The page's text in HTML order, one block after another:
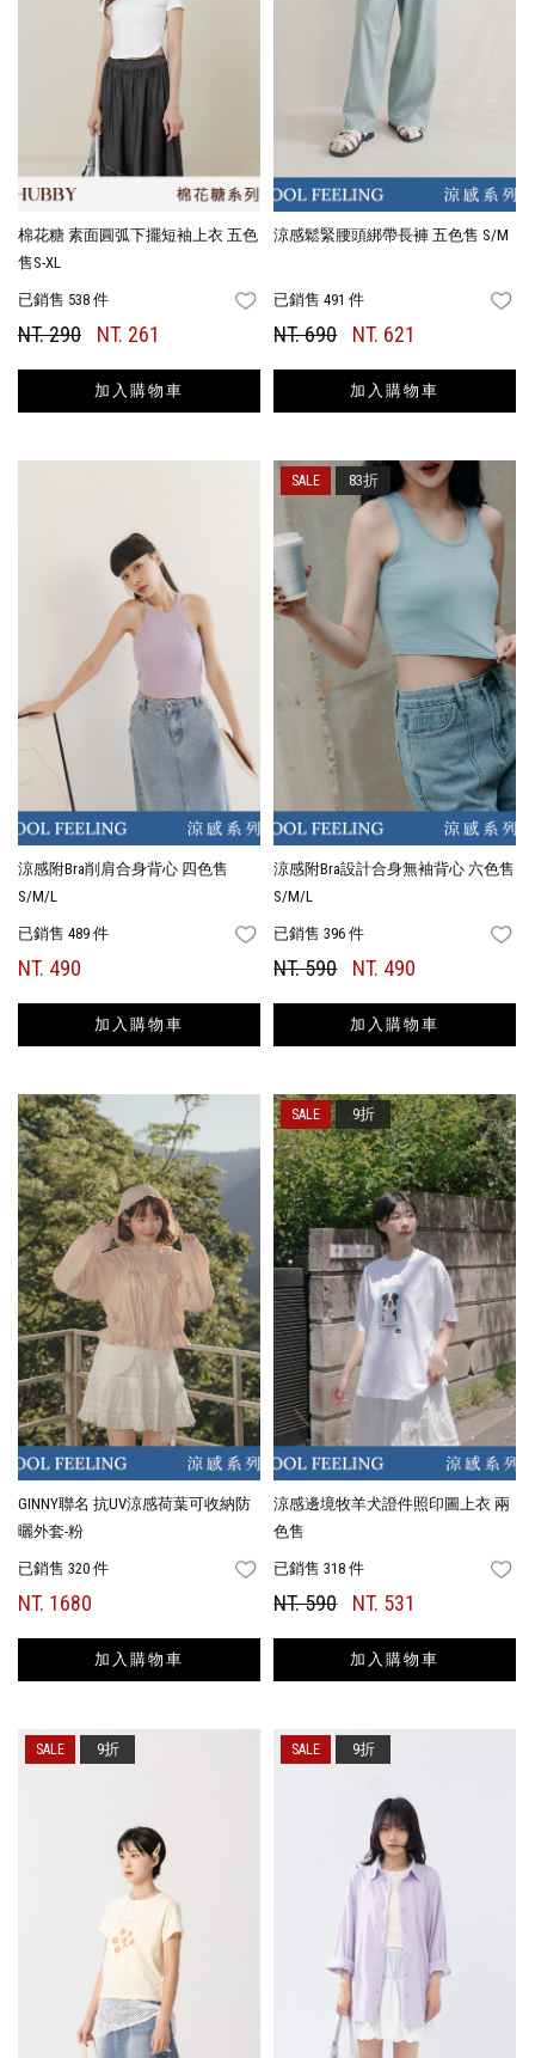
棉花糖 素面圓弧下擺短袖上衣 五色
售S-XL
已銷售 538 件 FAVORITES
NT. 290 NT. 261
加入購物車
涼感鬆緊腰頭綁帶長褲 五色售 S/M
已銷售 491 件
NT. 690 NT. 621
加入購物車
涼感附Bra削肩合身背心 四色售
S/M/L
已銷售 489 件 FAVORITES
NT. 490
加入購物車
涼感附Bra設計合身無袖背心 六色售
S/M/L
已銷售 396 件
NT. 590 NT. 490
加入購物車
83折
GINNY聯名 抗UV涼感荷葉可收納防
曬外套-粉
已銷售 320 件 FAVORITES
NT. 1680
加入購物車
涼感邊境牧羊犬證件照印圖上衣 兩
色售
已銷售 318 件
NT. 590 NT. 531
加入購物車
9折
9折 9折